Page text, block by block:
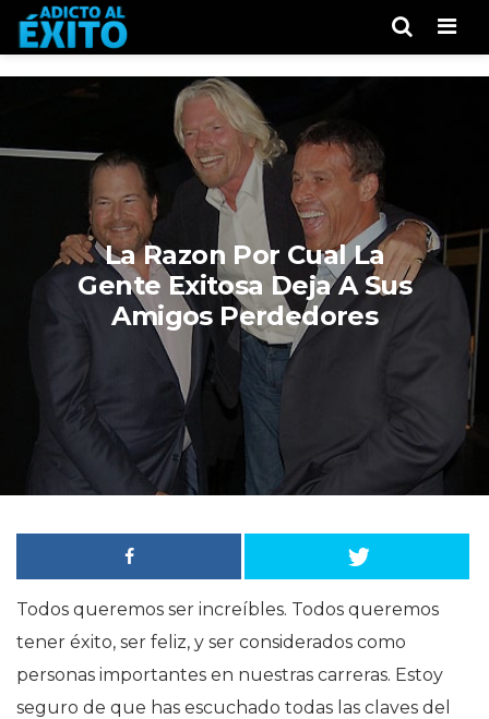
La Razon Por Cual La
Gente Exitosa Deja A Sus
Amigos Perdedores
Todos queremos ser increíbles. Todos queremos
tener éxito, ser feliz, y ser considerados como
personas importantes en nuestras carreras. Estoy
seguro de que has escuchado todas las claves del